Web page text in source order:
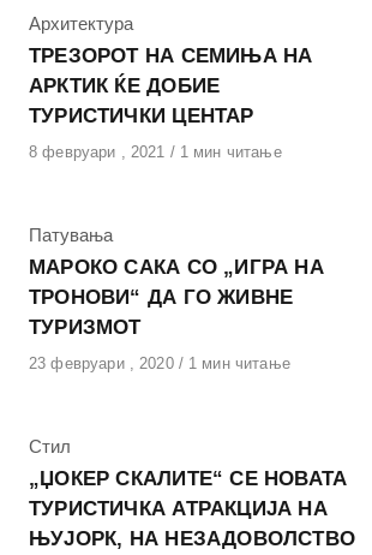
КАтегорија
Архитектура
ТРЕЗОРОТ НА СЕМИЊА НА
АРКТИК ЌЕ ДОБИЕ
ТУРИСТИЧКИ ЦЕНТАР
Објавено
8 февруари , 2021 1 мин читање
КАтегорија
Патувања
МАРОКО САКА СО „ИГРА НА
ТРОНОВИ“ ДА ГО ЖИВНЕ
ТУРИЗМОТ
Објавено
23 февруари , 2020 1 мин читање
КАтегорија
Стил
„ЏОКЕР СКАЛИТЕ“ СЕ НОВАТА
ТУРИСТИЧКА АТРАКЦИЈА НА
ЊУЈОРК, НА НЕЗАДОВОЛСТВО